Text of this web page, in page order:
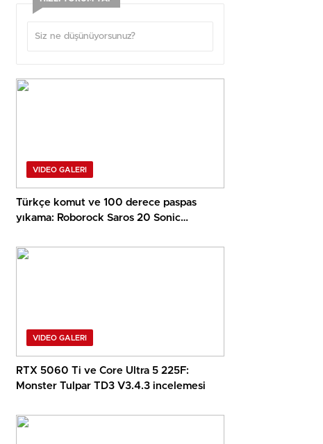
VIDEO GALERI
Türkçe komut ve 100 derece paspas
yıkama: Roborock Saros 20 Sonic
VIDEO GALERI
RTX 5060 Ti ve Core Ultra 5 225F:
Monster Tulpar TD3 V3.4.3 incelemesi